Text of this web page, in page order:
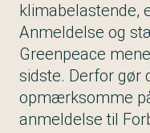
klimabelastende,
Anmeldelse og
Greenpeace
sidste. Derfor gør
opmærksomme
anmeldelse til